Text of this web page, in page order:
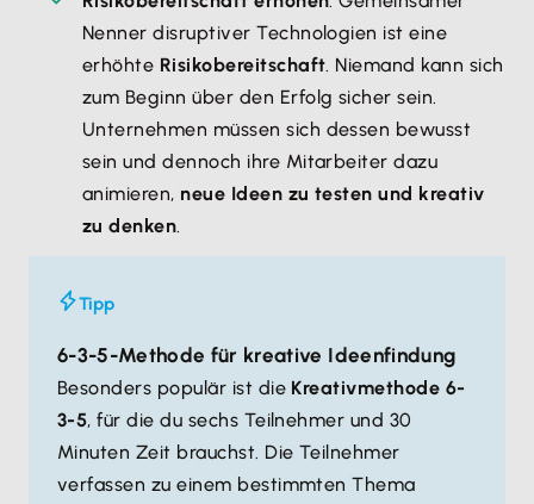
Nenner disruptiver Technologien ist eine
erhöhte Risikobereitschaft. Niemand kann sich
zum Beginn über den Erfolg sicher sein.
Unternehmen müssen sich dessen bewusst
sein und dennoch ihre Mitarbeiter dazu
animieren, neue Ideen zu testen und kreativ
zu denken.
Tipp
6-3-5-Methode für kreative Ideenfindung
Besonders populär ist die Kreativmethode 6-
3-5, für die du sechs Teilnehmer und 30
Minuten Zeit brauchst. Die Teilnehmer
verfassen zu einem bestimmten Thema